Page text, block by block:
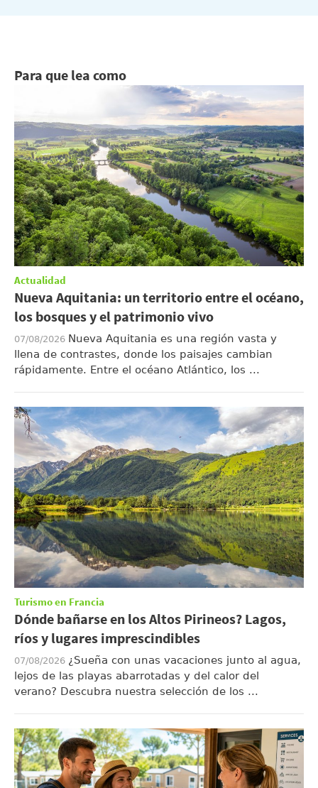
Para que lea como
Actualidad
Nueva Aquitania: un territorio entre el océano,
los bosques y el patrimonio vivo
07/08/2026 Nueva Aquitania es una región vasta y
llena de contrastes, donde los paisajes cambian
rápidamente. Entre el océano Atlántico, los ...
Turismo en Francia
Dónde bañarse en los Altos Pirineos? Lagos,
ríos y lugares imprescindibles
07/08/2026 ¿Sueña con unas vacaciones junto al agua,
lejos de las playas abarrotadas y del calor del
verano? Descubra nuestra selección de los ...